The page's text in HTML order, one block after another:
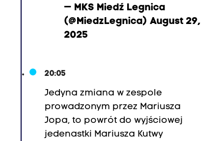
— MKS Miedź Legnica
(@MiedzLegnica) August 29,
2025
20:05
Jedyna zmiana w zespole
prowadzonym przez Mariusza
Jopa, to powrót do wyjściowej
jedenastki Mariusza Kutwy